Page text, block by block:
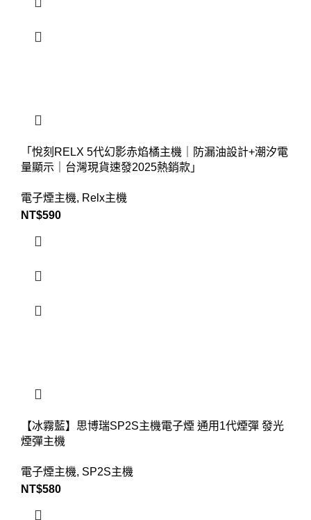
「悅刻RELX 5代幻影赤焰橘主機｜防漏油設計+潮汐電
量顯示｜台灣現貨速發2025熱銷款」
電子煙主機, Relx主機
NT$590
【冰霧藍】思博瑞SP2S主機電子煙 通用1代煙彈 發光
煙彈主機
電子煙主機, SP2S主機
NT$580